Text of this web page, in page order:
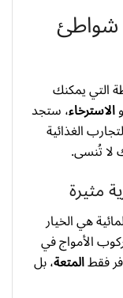
شواطئ
التي يمكنك
الاسترخاء، ستجد
الغذائية
لا تُنسى.
مثيرة
هي الخيار
الأمواج في
فقطالمتعة، بل